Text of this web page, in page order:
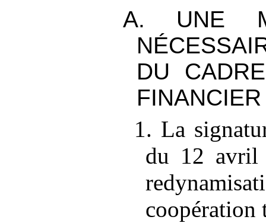
A. UNE
DU
FINANCIER
1. La
du 12 avril
coopération